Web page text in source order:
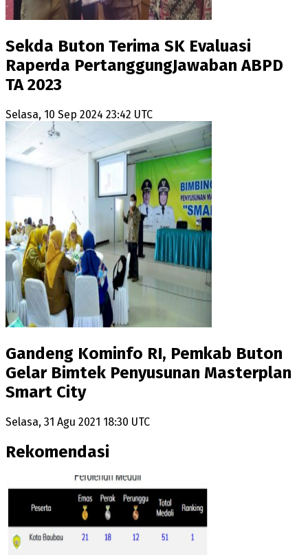
Sekda Buton Terima SK Evaluasi
Raperda PertanggungJawaban ABPD
TA 2023
Selasa, 10 Sep 2024 23:42 UTC
Gandeng Kominfo RI, Pemkab Buton
Gelar Bimtek Penyusunan Masterplan
Smart City
Selasa, 31 Agu 2021 18:30 UTC
Rekomendasi